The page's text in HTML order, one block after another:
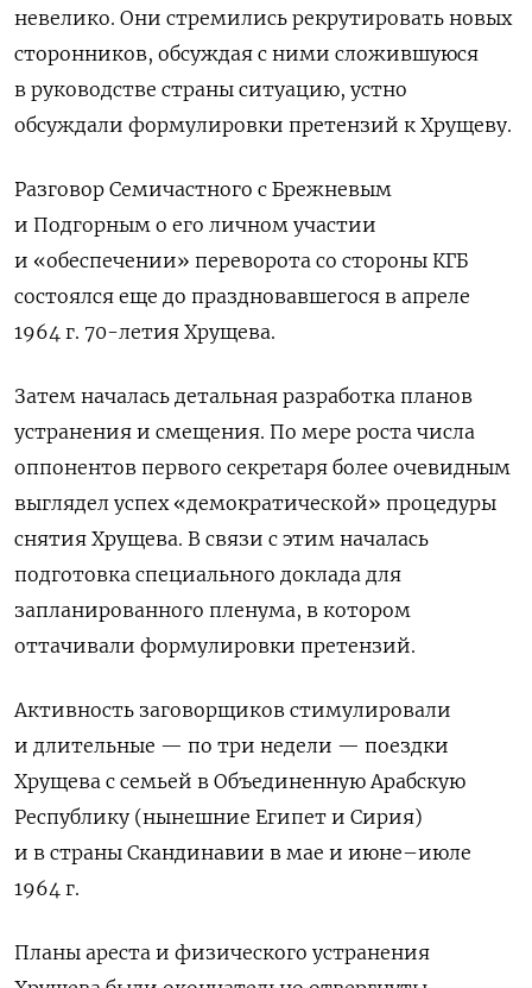
невелико. Они стремились рекрутировать новых
сторонников, обсуждая с ними сложившуюся
в руководстве страны ситуацию, устно
обсуждали формулировки претензий к Хрущеву.
Разговор Семичастного с Брежневым
и Подгорным о его личном участии
и «обеспечении» переворота со стороны КГБ
состоялся еще до праздновавшегося в апреле
1964 г. 70-летия Хрущева.
Затем началась детальная разработка планов
устранения и смещения. По мере роста числа
оппонентов первого секретаря более очевидным
выглядел успех «демократической» процедуры
снятия Хрущева. В связи с этим началась
подготовка специального доклада для
запланированного пленума, в котором
оттачивали формулировки претензий.
Активность заговорщиков стимулировали
и длительные — по три недели — поездки
Хрущева с семьей в Объединенную Арабскую
Республику (нынешние Египет и Сирия)
и в страны Скандинавии в мае и июне–июле
1964 г.
Планы ареста и физического устранения